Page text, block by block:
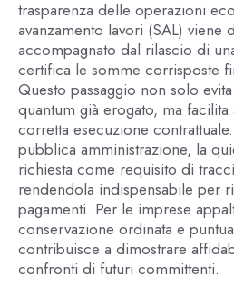
trasparenza delle operazioni
avanzamento lavori (SAL) viene
accompagnato dal rilascio di
certifica le somme corrisposte
Questo passaggio non solo
quantum già erogato, ma
corretta esecuzione
pubblica amministrazione, la
richiesta come requisito di
rendendola indispensabile per
pagamenti. Per le imprese
conservazione ordinata e
contribuisce a dimostrare
confronti di futuri committenti.